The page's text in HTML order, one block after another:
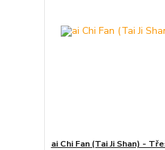
ai Chi Fan (Tai Ji Shan) -